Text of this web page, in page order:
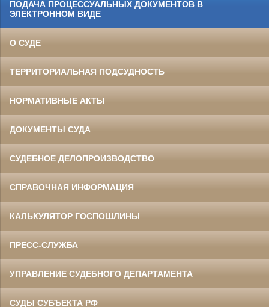
ПОДАЧА ПРОЦЕССУАЛЬНЫХ ДОКУМЕНТОВ В
ЭЛЕКТРОННОМ ВИДЕ
О СУДЕ
ТЕРРИТОРИАЛЬНАЯ ПОДСУДНОСТЬ
НОРМАТИВНЫЕ АКТЫ
ДОКУМЕНТЫ СУДА
СУДЕБНОЕ ДЕЛОПРОИЗВОДСТВО
СПРАВОЧНАЯ ИНФОРМАЦИЯ
КАЛЬКУЛЯТОР ГОСПОШЛИНЫ
ПРЕСС-СЛУЖБА
УПРАВЛЕНИЕ СУДЕБНОГО ДЕПАРТАМЕНТА
СУДЫ СУБЪЕКТА РФ